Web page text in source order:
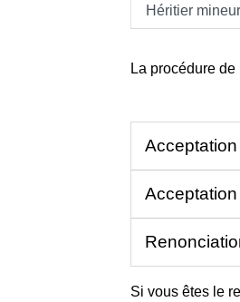
Héritier mineur
La procédure
Si vous êtes le